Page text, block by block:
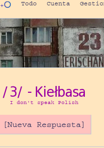
+⭕ Todo Cuenta
/3/ - Kiełbasa
I don't speak Polish
[Nueva Respuesta]